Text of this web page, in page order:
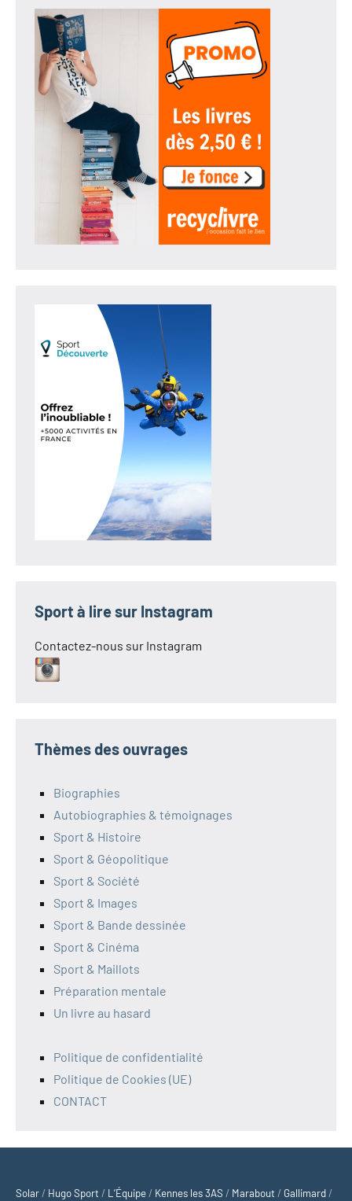
Sport à lire sur Instagram
Contactez-nous sur Instagram
Thèmes des ouvrages
Biographies
Autobiographies & témoignages
Sport & Histoire
Sport & Géopolitique
Sport & Société
Sport & Images
Sport & Bande dessinée
Sport & Cinéma
Sport & Maillots
Préparation mentale
Un livre au hasard
Politique de confidentialité
Politique de Cookies (UE)
CONTACT
Solar / Hugo Sport / L’Équipe / Kennes les 3AS / Marabout / Gallimard /